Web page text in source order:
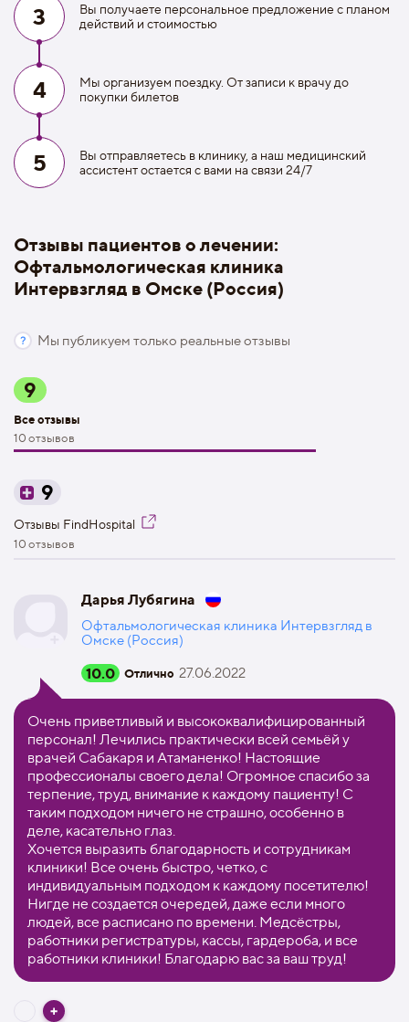
3
Вы получаете персональное предложение с планом
действий и стоимостью
4
Мы организуем поездку. От записи к врачу до
покупки билетов
5
Вы отправляетесь в клинику, а наш медицинский
ассистент остается с вами на связи 24/7
Отзывы пациентов о лечении:
Офтальмологическая клиника
Интервзгляд в Омске (Россия)
Мы публикуем только реальные отзывы
9
Все отзывы
10 отзывов
9
Отзывы FindHospital
10 отзывов
Дарья Лубягина
Офтальмологическая клиника Интервзгляд в
Омске (Россия)
10.0 Отлично 27.06.2022
Очень приветливый и высококвалифицированный
персонал! Лечились практически всей семьёй у
врачей Сабакаря и Атаманенко! Настоящие
профессионалы своего дела! Огромное спасибо за
терпение, труд, внимание к каждому пациенту! С
таким подходом ничего не страшно, особенно в
деле, касательно глаз.
Хочется выразить благодарность и сотрудникам
клиники! Все очень быстро, четко, с
индивидуальным подходом к каждому посетителю!
Нигде не создается очередей, даже если много
людей, все расписано по времени. Медсёстры,
работники регистратуры, кассы, гардероба, и все
работники клиники! Благодарю вас за ваш труд!